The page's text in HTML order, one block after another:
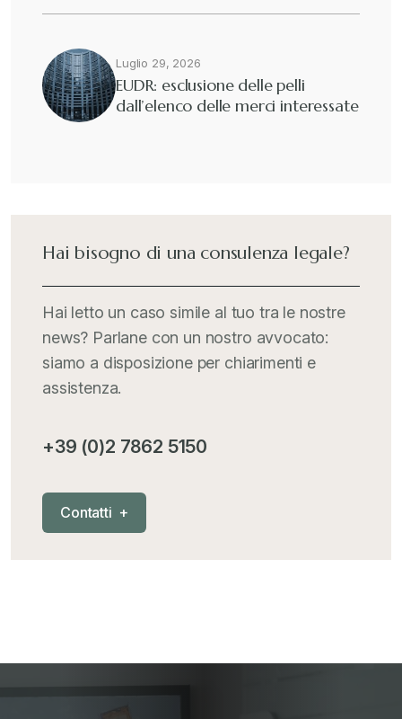
Luglio 29, 2026
EUDR: esclusione delle pelli
dall’elenco delle merci interessate
Hai bisogno di una consulenza legale?
Hai letto un caso simile al tuo tra le nostre
news? Parlane con un nostro avvocato:
siamo a disposizione per chiarimenti e
assistenza.
+39 (0)2 7862 5150
Contatti +